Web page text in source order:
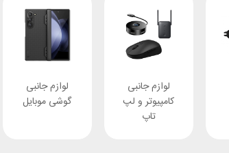
لوازم جانبی
کامپیوتر و لپ
تاپ
لوازم جانبی
گوشی موبایل